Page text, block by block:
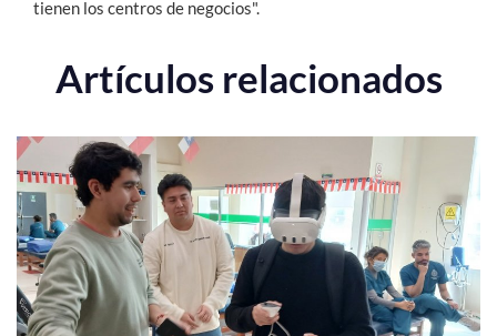
tienen los centros de negocios".
Artículos relacionados